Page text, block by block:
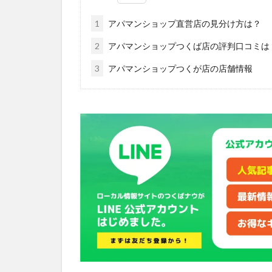
1 アパマンショップ直営店の見分け方は？
2 アパマンショップつくば店の評判口コミは
3 アパマンショップつくが店の店舗情報